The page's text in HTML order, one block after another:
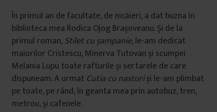
În primul an de facultate, de nicăieri, a dat buzna în
biblioteca mea Rodica Ojog Brașoveanu. Și de la
primul roman,Stilet cu șampanie, le-am dedicat
maiorilor Cristescu, Minerva Tutovan și scumpei
Melania Lupu toate rafturile și sertarele de care
dispuneam. A urmat Cutia cu nasturiși le-am plimbat
pe toate, pe rând, în geanta mea prin autobuz, tren,
metrou, și cafenele.